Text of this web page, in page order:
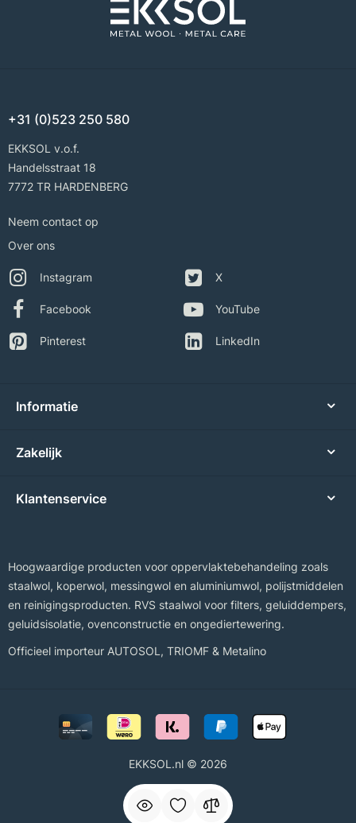
+31 (0)523 250 580
EKKSOL v.o.f.
Handelsstraat 18
7772 TR HARDENBERG
Neem contact op
Over ons
Instagram
Facebook
Pinterest
X
YouTube
LinkedIn
Informatie
Zakelijk
Klantenservice
Hoogwaardige producten voor oppervlaktebehandeling zoals
staalwol, koperwol, messingwol en aluminiumwol, polijstmiddelen
en reinigingsproducten. RVS staalwol voor filters, geluiddempers,
geluidsisolatie, ovenconstructie en ongediertewering.
Officieel importeur AUTOSOL , TRIOMF & Metalino
EKKSOL.nl © 2026